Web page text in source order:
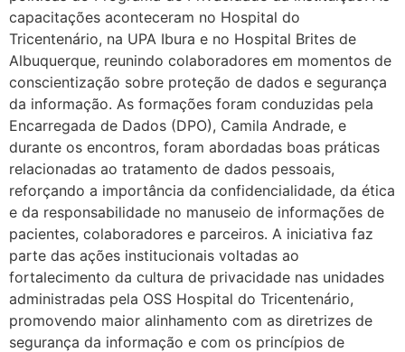
capacitações aconteceram no Hospital do
Tricentenário, na UPA Ibura e no Hospital Brites de
Albuquerque, reunindo colaboradores em momentos de
conscientização sobre proteção de dados e segurança
da informação. As formações foram conduzidas pela
Encarregada de Dados (DPO), Camila Andrade, e
durante os encontros, foram abordadas boas práticas
relacionadas ao tratamento de dados pessoais,
reforçando a importância da confidencialidade, da ética
e da responsabilidade no manuseio de informações de
pacientes, colaboradores e parceiros. A iniciativa faz
parte das ações institucionais voltadas ao
fortalecimento da cultura de privacidade nas unidades
administradas pela OSS Hospital do Tricentenário,
promovendo maior alinhamento com as diretrizes de
segurança da informação e com os princípios de